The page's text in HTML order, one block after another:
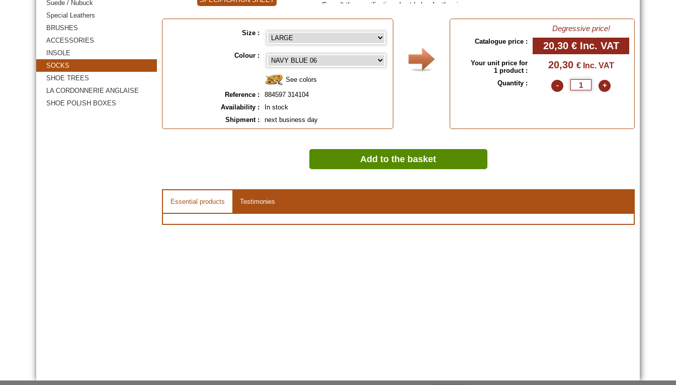
Suede / Nubuck
Special Leathers
BRUSHES
ACCESSORIES
INSOLE
SOCKS
SHOE TREES
LA CORDONNERIE ANGLAISE
SHOE POLISH BOXES
- Consult the specification sheet below for the sizes
!
- Small = 39/40 (Eur) - 6/7 (UK) - 7/8 (USA)
- Medium = 41/44 (Eur) - 7½/9½ (UK) - 8½/11 (USA)
- Large = 45/47 (Eur) - 10/12 (UK) - 11½/13 (USA)
Size :
Colour :
See colors
Reference :
884597 314104
Availability :
In stock
Shipment :
next business day
Degressive price!
Catalogue price : 20,30 € Inc. VAT
Your unit price for
1 product :
20,30 € Inc. VAT
Quantity : - +
Add to the basket
Essential products Testimonies